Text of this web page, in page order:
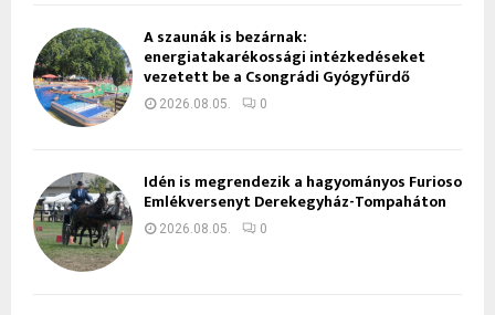
A szaunák is bezárnak:
energiatakarékossági intézkedéseket
vezetett be a Csongrádi Gyógyfürdő
2026.08.05. 0
Idén is megrendezik a hagyományos Furioso
Emlékversenyt Derekegyház-Tompaháton
2026.08.05. 0